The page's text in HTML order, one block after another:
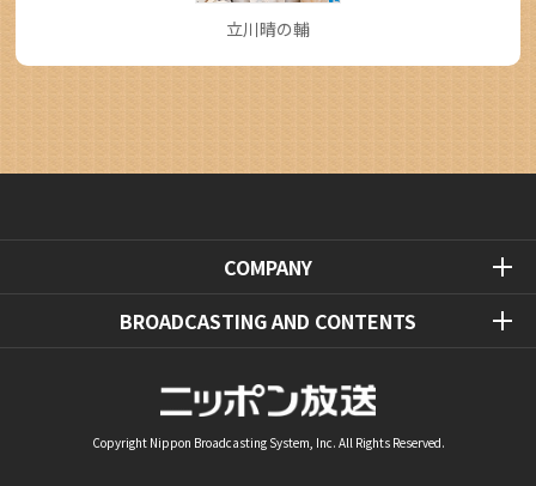
立川晴の輔
COMPANY
BROADCASTING AND CONTENTS
Copyright Nippon Broadcasting System, Inc. All Rights Reserved.